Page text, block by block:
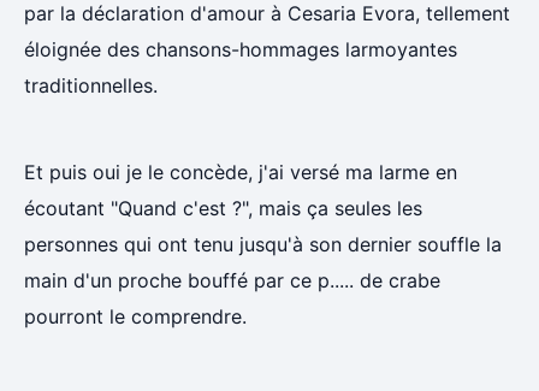
par la déclaration d'amour à Cesaria Evora, tellement
éloignée des chansons-hommages larmoyantes
traditionnelles.
Et puis oui je le concède, j'ai versé ma larme en
écoutant "Quand c'est ?", mais ça seules les
personnes qui ont tenu jusqu'à son dernier souffle la
main d'un proche bouffé par ce p..... de crabe
pourront le comprendre.